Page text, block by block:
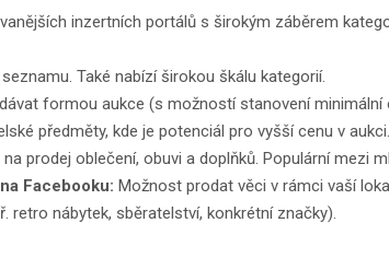
inzertních portálů s širokým záběrem
Také nabízí širokou škálu kategorií.
formou aukce (s možností stanovení minimální
předměty, kde je potenciál pro vyšší cenu v aukci.
prodej oblečení, obuvi a doplňků. Populární mezi
Facebooku: Možnost prodat věci v rámci vaší
retro nábytek, sběratelství, konkrétní značky).